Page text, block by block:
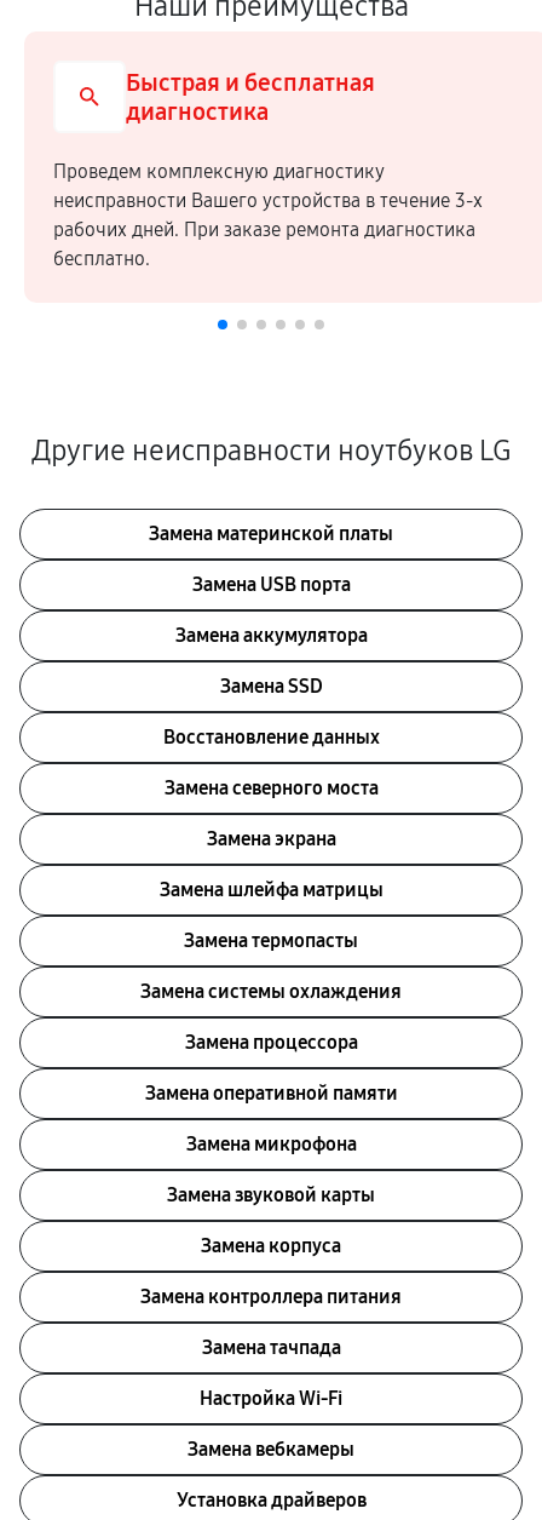
Быстрая и бесплатная
диагностика
Проведем комплексную диагностику
неисправности Вашего устройства в течение 3-х
рабочих дней. При заказе ремонта диагностика
бесплатно.
Другие неисправности ноутбуков LG
Замена материнской платы
Замена USB порта
Замена аккумулятора
Замена SSD
Восстановление данных
Замена северного моста
Замена экрана
Замена шлейфа матрицы
Замена термопасты
Замена системы охлаждения
Замена процессора
Замена оперативной памяти
Замена микрофона
Замена звуковой карты
Замена корпуса
Замена контроллера питания
Замена тачпада
Настройка Wi-Fi
Замена вебкамеры
Установка драйверов